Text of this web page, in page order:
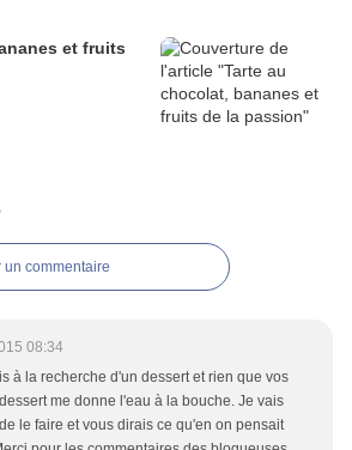
et fruits
un commentaire
08:34
à la recherche d'un dessert et rien que vos
me donne l'eau à la bouche. Je vais
le faire et vous dirais ce qu'en on pensait